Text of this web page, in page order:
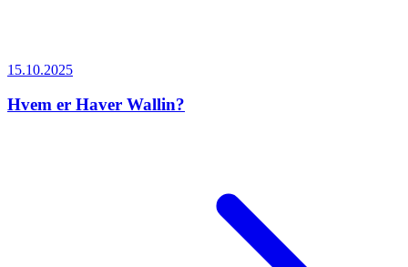
15.10.2025
Hvem er Haver Wallin?